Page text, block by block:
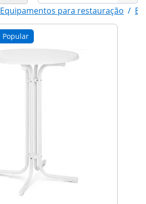
Equipamentos para restauração /
Popular